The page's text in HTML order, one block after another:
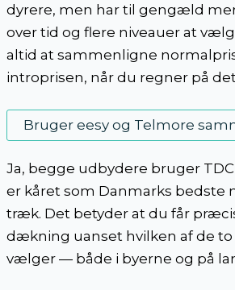
dyrere, men har til gengæld
over tid og flere niveauer at
altid at sammenligne
introprisen, når du regner på
Bruger eesy og Telmore
Ja, begge udbydere bruger
er kåret som Danmarks bedste
træk. Det betyder at du får
dækning uanset hvilken af de
vælger — både i byerne og på